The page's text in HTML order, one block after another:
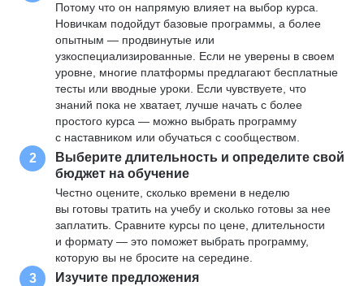
Потому что он напрямую влияет на выбор курса.
Новичкам подойдут базовые программы, а более
опытным — продвинутые или
узкоспециализированные. Если не уверены в своем
уровне, многие платформы предлагают бесплатные
тесты или вводные уроки. Если чувствуете, что
знаний пока не хватает, лучше начать с более
простого курса — можно выбрать программу
с наставником или обучаться с сообществом.
2
Выберите длительность и определите свой
бюджет на обучение
Честно оцените, сколько времени в неделю
вы готовы тратить на учебу и сколько готовы за нее
заплатить. Сравните курсы по цене, длительности
и формату — это поможет выбрать программу,
которую вы не бросите на середине.
3 Изучите предложения